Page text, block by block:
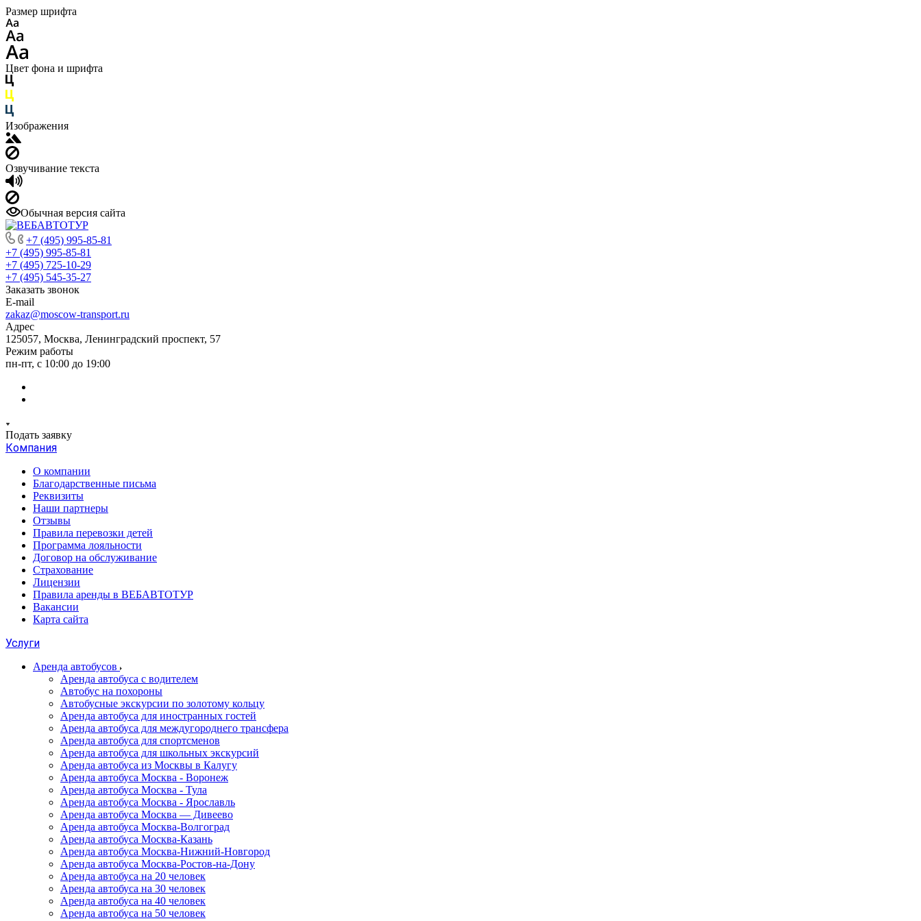
Размер шрифта
Цвет фона и шрифта
Изображения
Озвучивание текста
Обычная версия сайта
+7 (495) 995-85-81
+7 (495) 995-85-81
+7 (495) 725-10-29
+7 (495) 545-35-27
Заказать звонок
E-mail
zakaz@moscow-transport.ru
Адрес
125057, Москва, Ленинградский проспект, 57
Режим работы
пн-пт, с 10:00 до 19:00
Подать заявку
Компания
О компании
Благодарственные письма
Реквизиты
Наши партнеры
Отзывы
Правила перевозки детей
Программа лояльности
Договор на обслуживание
Страхование
Лицензии
Правила аренды в ВЕБАВТОТУР
Вакансии
Карта сайта
Услуги
Аренда автобусов
Аренда автобуса с водителем
Автобус на похороны
Автобусные экскурсии по золотому кольцу
Аренда автобуса для иностранных гостей
Аренда автобуса для междугороднего трансфера
Аренда автобуса для спортсменов
Аренда автобуса для школьных экскурсий
Аренда автобуса из Москвы в Калугу
Аренда автобуса Москва - Воронеж
Аренда автобуса Москва - Тула
Аренда автобуса Москва - Ярославль
Аренда автобуса Москва — Дивеево
Аренда автобуса Москва-Волгоград
Аренда автобуса Москва-Казань
Аренда автобуса Москва-Нижний-Новгород
Аренда автобуса Москва-Ростов-на-Дону
Аренда автобуса на 20 человек
Аренда автобуса на 30 человек
Аренда автобуса на 40 человек
Аренда автобуса на 50 человек